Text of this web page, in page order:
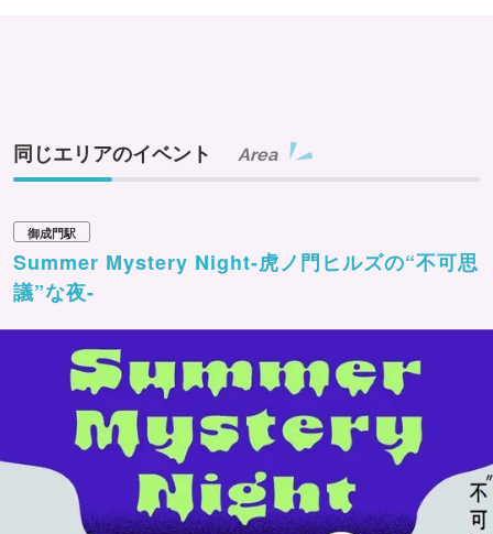
同じエリアのイベント Area
御成門駅
Summer Mystery Night-虎ノ門ヒルズの“不可思
議”な夜-